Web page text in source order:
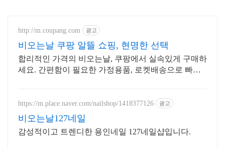
http://m.coupang.com 광고
비오는날 쿠팡 알뜰 쇼핑, 현명한 선택
합리적인 가격의 비오는날, 쿠팡에서 실속있게 구매하
세요. 간편함이 필요한 가정용품, 로켓배송으로 빠르
https://m.place.naver.com/nailshop/1418377126 광고
비오는날127네일
감성적이고 트렌디한 용인네일 127네일샵입니다.